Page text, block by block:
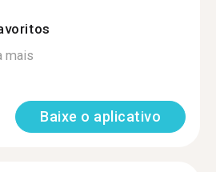
mais
Baixe o aplicativo